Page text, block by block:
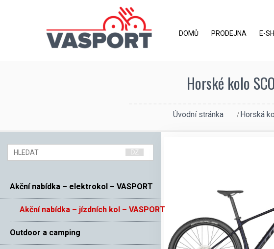
DOMŮ PRODEJNA E-
Horské kolo
Úvodní stránka Horská
Akční nabídka – elektrokol – VASPORT
Akční nabídka – jízdních kol – VASPORT
Outdoor a camping